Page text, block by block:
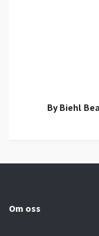
By Biehl
Om oss